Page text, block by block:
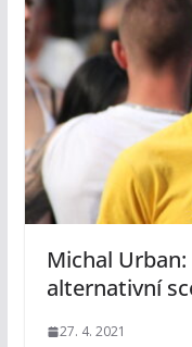
Michal Urban:
alternativní
27. 4. 2021